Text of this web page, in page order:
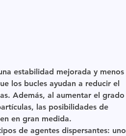
estabilidad mejorada y menos
los bucles ayudan a reducir el
Además, al aumentar el grado
las posibilidades de
en gran medida.
de agentes dispersantes: uno